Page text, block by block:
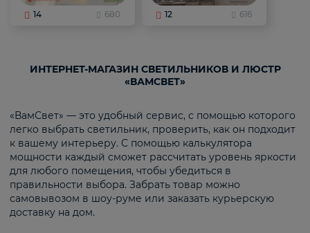
14 680 12 616
ИНТЕРНЕТ-МАГАЗИН СВЕТИЛЬНИКОВ И ЛЮСТР
«ВАМСВЕТ»
«ВамСвет» — это удобный сервис, с помощью которого
легко выбрать светильник, проверить, как он подходит
к вашему интерьеру. С помощью калькулятора
мощности каждый сможет рассчитать уровень яркости
для любого помещения, чтобы убедиться в
правильности выбора. Забрать товар можно
самовывозом в шоу-руме или заказать курьерскую
доставку на дом.